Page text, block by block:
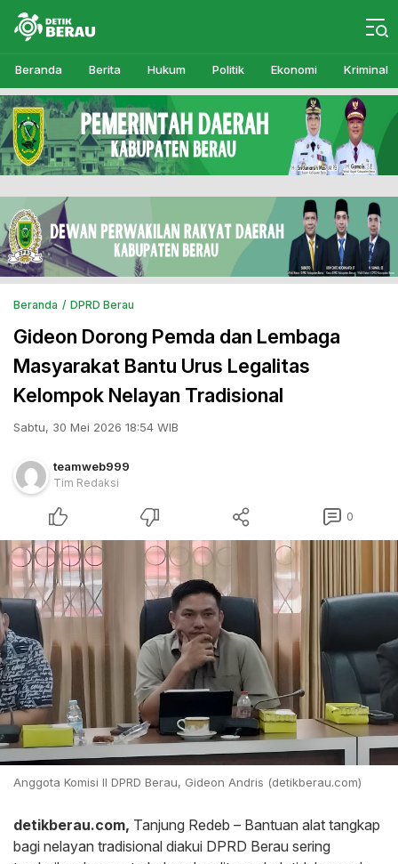
Detikberau.com
Media Diskusi Rakyat
Beranda Berita Hukum Politik Ekonomi Kriminal
Beranda DPRD Berau
Gideon Dorong Pemda dan Lembaga
Masyarakat Bantu Urus Legalitas
Kelompok Nelayan Tradisional
Sabtu, 30 Mei 2026 18:54 WIB
teamweb999
Tim Redaksi
0
Anggota Komisi II DPRD Berau, Gideon Andris (detikberau.com)
detikberau.com, Tanjung Redeb – Bantuan alat tangkap
bagi nelayan tradisional diakui DPRD Berau sering